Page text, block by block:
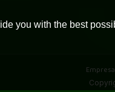
Empresa
you with the best